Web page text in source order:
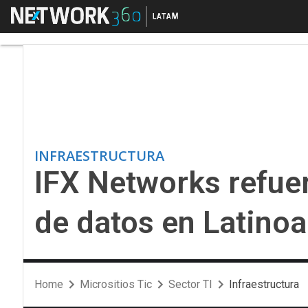
Menú
INFRAESTRUCTURA
IFX Networks
de datos en
Home Micrositios Tic Sector TI Infraestructura